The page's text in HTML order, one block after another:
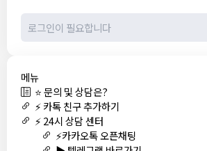
메뉴
⭐ 문의 및 상담은?
⚡ 카톡 친구 추가하기
⚡ 24시 상담 센터
⚡카카오톡 오픈채팅